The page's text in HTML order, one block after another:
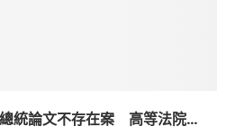
統論文不存在案 高等法院...